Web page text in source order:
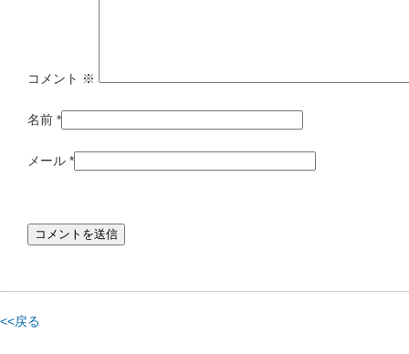
コメント ※
名前 *
メール *
<<戻る